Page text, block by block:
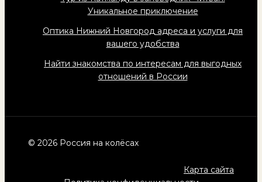
Уникальное приключение
Оптика Нижний Новгород адреса и услуги для
вашего удобства
Найти знакомства по интересам для выгодных
отношений в России
© 2026 Россия на колёсах
Карта сайта